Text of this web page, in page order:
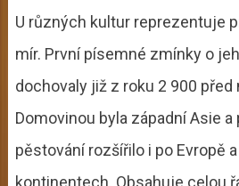
U různých kultur reprezentuje
mír. První písemné zmínky o
dochovaly již z roku 2 900
Domovinou byla západní Asie
pěstování rozšířilo i po Evropě
kontinentech. Obsahuje celou